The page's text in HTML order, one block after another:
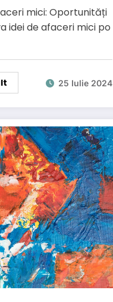
mici: Oportunități
idei de afaceri mici po
25 Iulie 2024